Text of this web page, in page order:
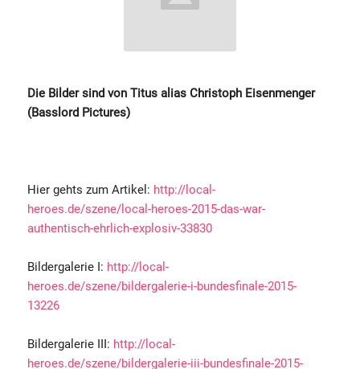
Die Bilder sind von Titus alias Christoph Eisenmenger
(Basslord Pictures)
Hier gehts zum Artikel: http://local-
heroes.de/szene/local-heroes-2015-das-war-
authentisch-ehrlich-explosiv-33830
Bildergalerie I: http://local-
heroes.de/szene/bildergalerie-i-bundesfinale-2015-
13226
Bildergalerie III: http://local-
heroes.de/szene/bildergalerie-iii-bundesfinale-2015-